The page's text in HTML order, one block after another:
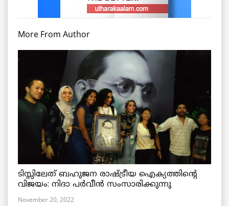
More From Author
ടിസ്സിലേത് ബഹുജന രാഷ്ട്രീയ ഐക്യത്തിന്റെ
വിജയം: നിദാ പർവീൻ സംസാരിക്കുന്നു
November 20, 2022